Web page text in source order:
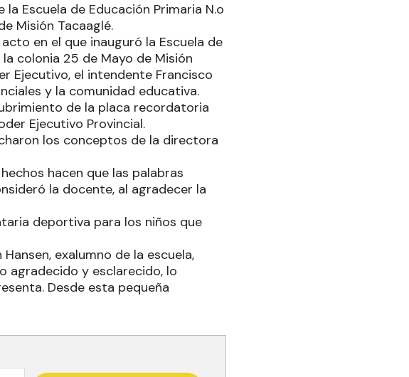
Escuela de Educación Primaria N.o
Misión Tacaaglé.
en el que inauguró la Escuela de
colonia 25 de Mayo de Misión
Ejecutivo, el intendente Francisco
y la comunidad educativa.
de la placa recordatoria
Ejecutivo Provincial.
los conceptos de la directora
hacen que las palabras
la docente, al agradecer la
deportiva para los niños que
exalumno de la escuela,
agradecido y esclarecido, lo
Desde esta pequeña